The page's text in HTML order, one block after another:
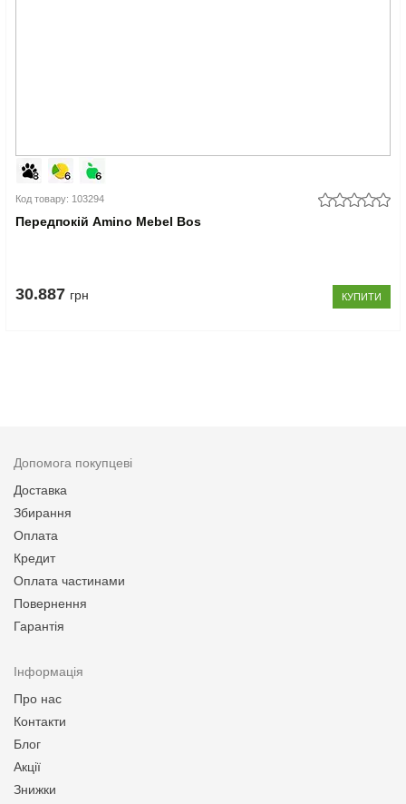
Код товару: 103294
Передпокій Amino Mebel Bos
30.887 грн КУПИТИ
Допомога покупцеві
Доставка
Збирання
Оплата
Кредит
Оплата частинами
Повернення
Гарантія
Інформація
Про нас
Контакти
Блог
Акції
Знижки